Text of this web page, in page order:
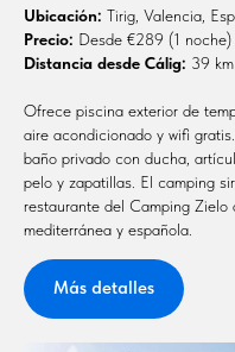
Ubicación: Tirig, Valencia,
Precio: Desde €289 (1 noche)
Distancia desde Cálig: 39 km
Ofrece piscina exterior de
aire acondicionado y wifi
baño privado con ducha,
pelo y zapatillas. El camping
restaurante del Camping Zielo
mediterránea y española.
Más detalles